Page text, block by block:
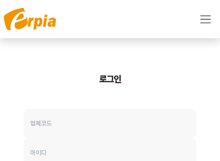
콘텐츠로 건너뛰기
로그인